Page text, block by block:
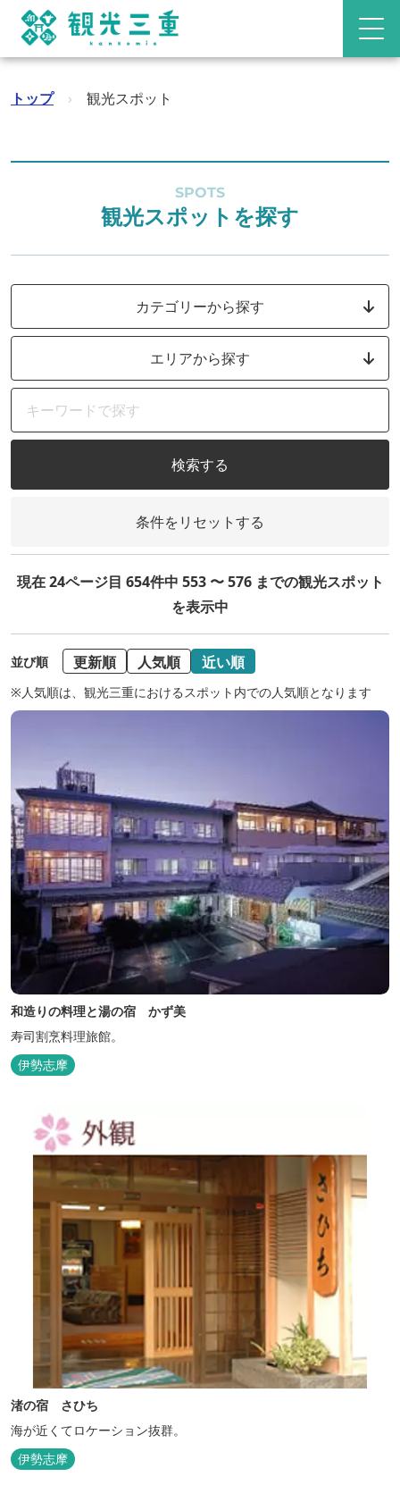
トップ › 観光スポット
SPOTS
観光スポットを探す
カテゴリーから探す
エリアから探す
検索する
条件をリセットする
現在 24ページ目 654件中 553 〜 576 までの観光スポット
を表示中
並び順 更新順 人気順 近い順
※人気順は、観光三重におけるスポット内での人気順となります
和造りの料理と湯の宿 かず美
寿司割烹料理旅館。
伊勢志摩
渚の宿 さひち
海が近くてロケーション抜群。
伊勢志摩